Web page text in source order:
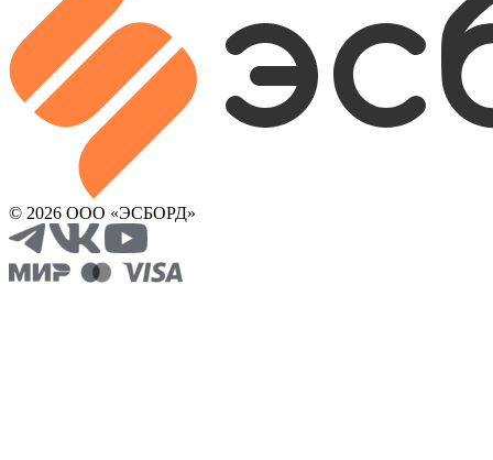
© 2026 ООО «ЭСБОРД»